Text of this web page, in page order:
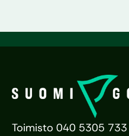
Toimisto 040 5305